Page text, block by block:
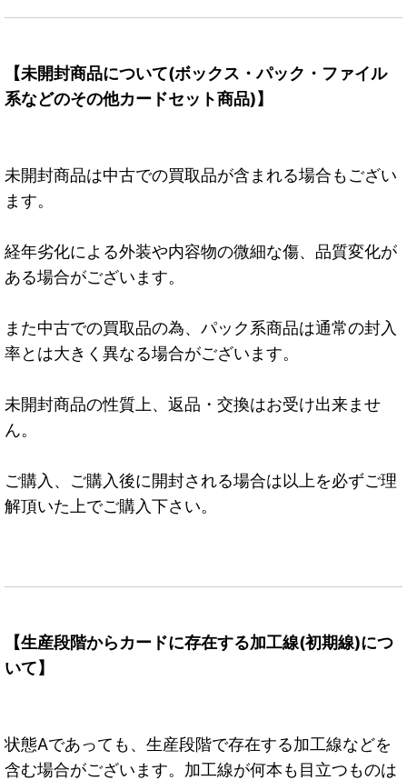
【未開封商品について(ボックス・パック・ファイル
系などのその他カードセット商品)】
未開封商品は中古での買取品が含まれる場合もござい
ます。
経年劣化による外装や内容物の微細な傷、品質変化が
ある場合がございます。
また中古での買取品の為、パック系商品は通常の封入
率とは大きく異なる場合がございます。
未開封商品の性質上、返品・交換はお受け出来ませ
ん。
ご購入、ご購入後に開封される場合は以上を必ずご理
解頂いた上でご購入下さい。
【生産段階からカードに存在する加工線(初期線)につ
いて】
状態Aであっても、生産段階で存在する加工線などを
含む場合がございます。加工線が何本も目立つものは